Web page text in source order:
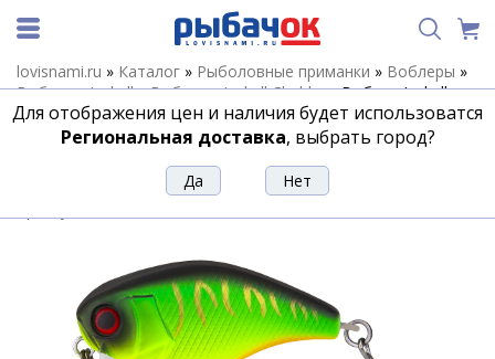
lovisnami.ru » Каталог » Рыболовные приманки » Воблеры »
Воблеры Jackall»Воблеры Jackall Chubby»Воблер Jackall
Chubby 41 SSR цв. matt tiger
Воблер Jackall Chubby 41 SSR цв. matt
Для отображения цен и наличия будет использоватся
Региональная доставка, выбрать город?